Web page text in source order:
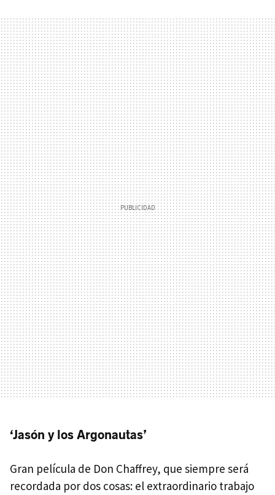
‘Jasón y los Argonautas’
Gran película de Don Chaffrey, que siempre será
recordada por dos cosas: el extraordinario trabajo